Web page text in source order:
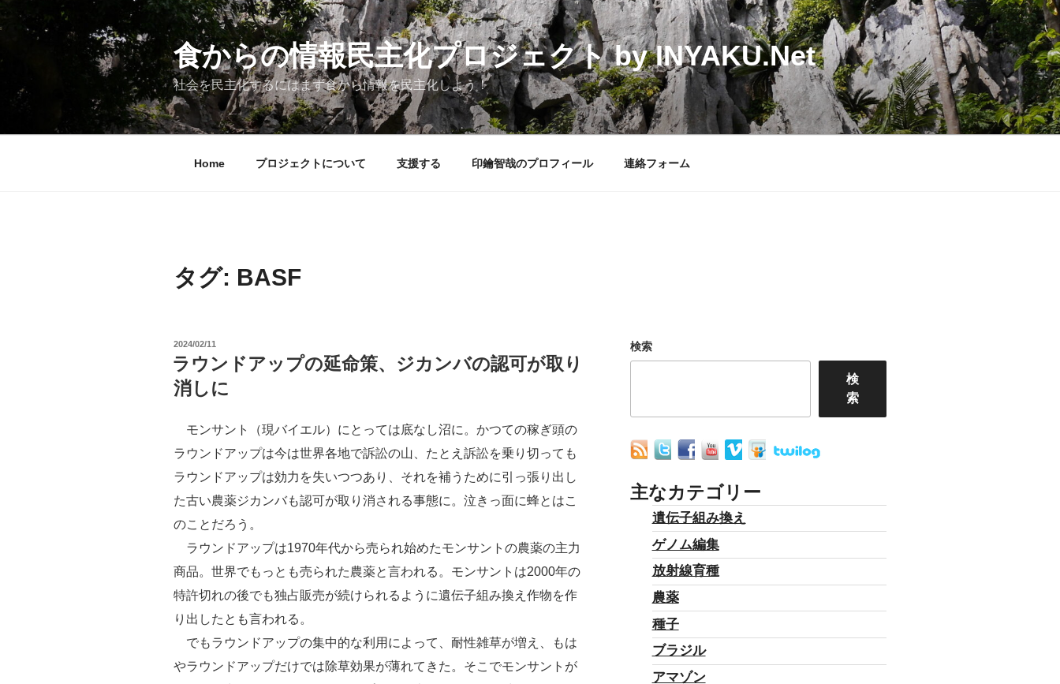
ン
ン
食からの情報民主化プロジェクト by INYAKU.Net
社会を民主化するにはまず食から情報を民主化しよう！
Home プロジェクトについて 支援する 印鑰智哉のプロフィール 連絡フォーム
タグ: BASF
投
稿
日:
2024/02/11
ラウンドアップの延命策、ジカンバの認可が取り
消しに
モンサント（現バイエル）にとっては底なし沼に。かつての稼ぎ頭の
ラウンドアップは今は世界各地で訴訟の山、たとえ訴訟を乗り切っても
ラウンドアップは効力を失いつつあり、それを補うために引っ張り出し
た古い農薬ジカンバも認可が取り消される事態に。泣きっ面に蜂とはこ
のことだろう。
ラウンドアップは1970年代から売られ始めたモンサントの農薬の主力
商品。世界でもっとも売られた農薬と言われる。モンサントは2000年の
特許切れの後でも独占販売が続けられるように遺伝子組み換え作物を作
り出したとも言われる。
でもラウンドアップの集中的な利用によって、耐性雑草が増え、もは
やラウンドアップだけでは除草効果が薄れてきた。そこでモンサントが
検索
検
索
主なカテゴリー
遺伝子組み換え
ゲノム編集
放射線育種
農薬
種子
ブラジル
アマゾン